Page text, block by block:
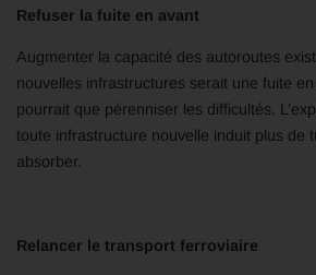
Refuser la fuite en avant
Augmenter la capacité des autoroutes
nouvelles infrastructures serait une fuite
pourrait que pérenniser les difficultés.
toute infrastructure nouvelle induit plus de
absorber.
Relancer le transport ferroviaire